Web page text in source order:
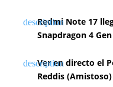
Redmi Note 17
Snapdragon 4
Ver en directo el
Reddis (Amistoso)